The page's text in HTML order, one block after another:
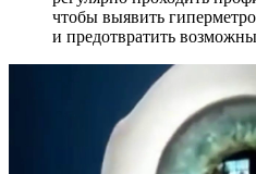
чтобы выявить
и предотвратить